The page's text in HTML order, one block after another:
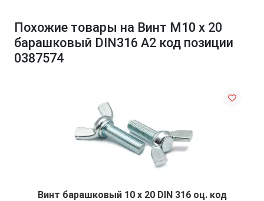
Похожие товары на Винт М10 х 20
барашковый DIN316 A2 код позиции
0387574
Винт барашковый 10 х 20 DIN 316 оц. код